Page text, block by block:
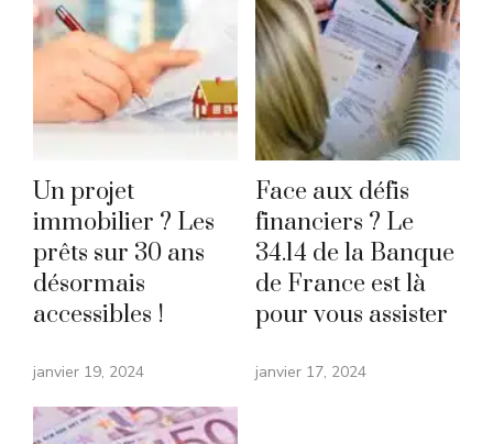
Un projet
immobilier ? Les
prêts sur 30 ans
désormais
accessibles !
janvier 19, 2024
Face aux défis
financiers ? Le
34.14 de la Banque
de France est là
pour vous assister
janvier 17, 2024